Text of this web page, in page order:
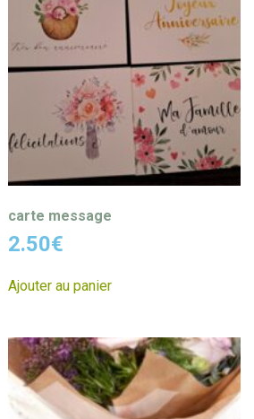
carte message
2.50€
Ajouter au panier